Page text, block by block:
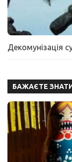
Декомунізація
БАЖАЄТЕ